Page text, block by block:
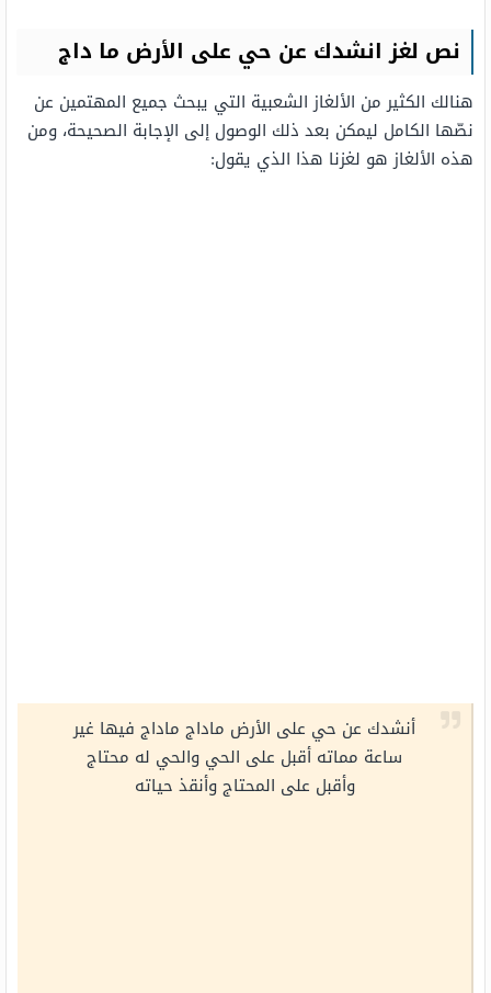
نص لغز انشدك عن حي على الأرض ما داج
هنالك الكثير من الألغاز الشعبية التي يبحث جميع المهتمين عن
نصّها الكامل ليمكن بعد ذلك الوصول إلى الإجابة الصحيحة، ومن
هذه الألغاز هو لغزنا هذا الذي يقول:
أنشدك عن حي على الأرض ماداج ماداج فيها غير
ساعة مماته أقبل على الحي والحي له محتاج
وأقبل على المحتاج وأنقذ حياته